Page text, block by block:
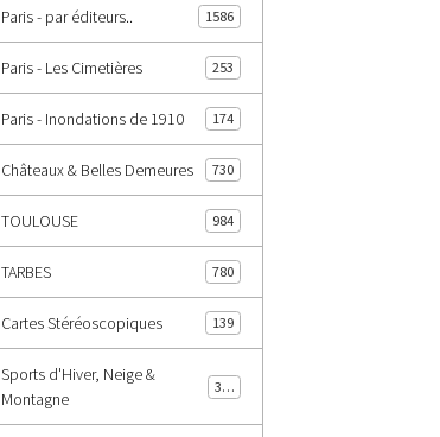
Paris - par éditeurs.. 1586
Paris - Les Cimetières 253
Paris - Inondations de 1910 174
Châteaux & Belles Demeures 730
TOULOUSE 984
TARBES 780
Cartes Stéréoscopiques 139
Sports d'Hiver, Neige &
Montagne
343